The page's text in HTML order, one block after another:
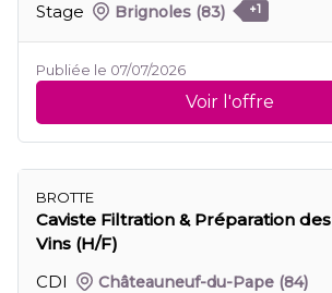
Stage
Brignoles (83) +1
Publiée le 07/07/2026
Voir l'offre
BROTTE
Caviste Filtration & Préparation des
Vins (H/F)
CDI
Châteauneuf-du-Pape (84)